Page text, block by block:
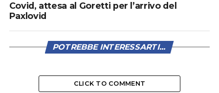
Covid, attesa al Goretti per l’arrivo del
Paxlovid
POTREBBE INTERESSARTI...
CLICK TO COMMENT